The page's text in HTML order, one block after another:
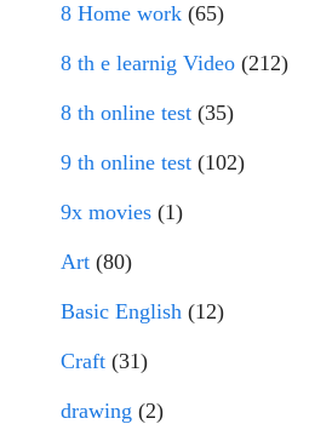
8 Home work (65)
8 th e learnig Video (212)
8 th online test (35)
9 th online test (102)
9x movies (1)
Art (80)
Basic English (12)
Craft (31)
drawing (2)